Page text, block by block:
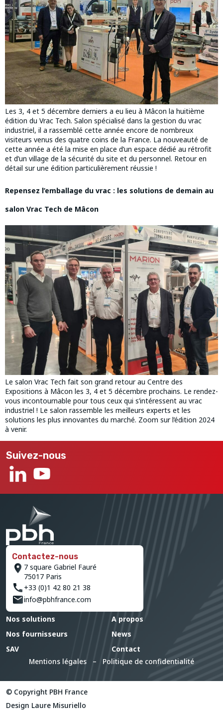
Les 3, 4 et 5 décembre derniers a eu lieu à Mâcon la huitième
édition du Vrac Tech. Salon spécialisé dans la gestion du vrac
industriel, il a rassemblé cette année encore de nombreux
visiteurs venus des quatre coins de la France. La nouveauté de
cette année a été la mise en place d’un espace dédié au rétrofit
et d’un village de la sécurité du site et du personnel. Retour en
détail sur une édition particulièrement réussie !
Repensez l’emballage du vrac : les solutions de demain au
salon Vrac Tech de Mâcon
Le salon Vrac Tech fait son grand retour au Centre des
Expositions à Mâcon les 3, 4 et 5 décembre prochains. Le rendez-
vous incontournable pour tous ceux qui s’intéressent au vrac
industriel ! Le salon rassemble les meilleurs experts et les
solutions les plus innovantes du marché. Zoom sur l’édition 2024
à venir.
Suivez-nous
Contactez-nous
7 square Gabriel Fauré
75017 Paris
+33 (0)1 42 80 21 38
info@pbhfrance.com
Nos solutions
Nos fournisseurs
SAV
A propos
News
Contact
Mentions légales – Politique de confidentialité
© Copyright PBH France
Design Laure Misuriello